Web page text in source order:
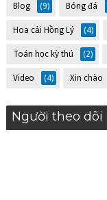
Blog (9) Bóng đá
Hoa cải Hồng Lý (4)
Toán học kỳ thú (2)
Video (4) Xin chào
Người theo dõi